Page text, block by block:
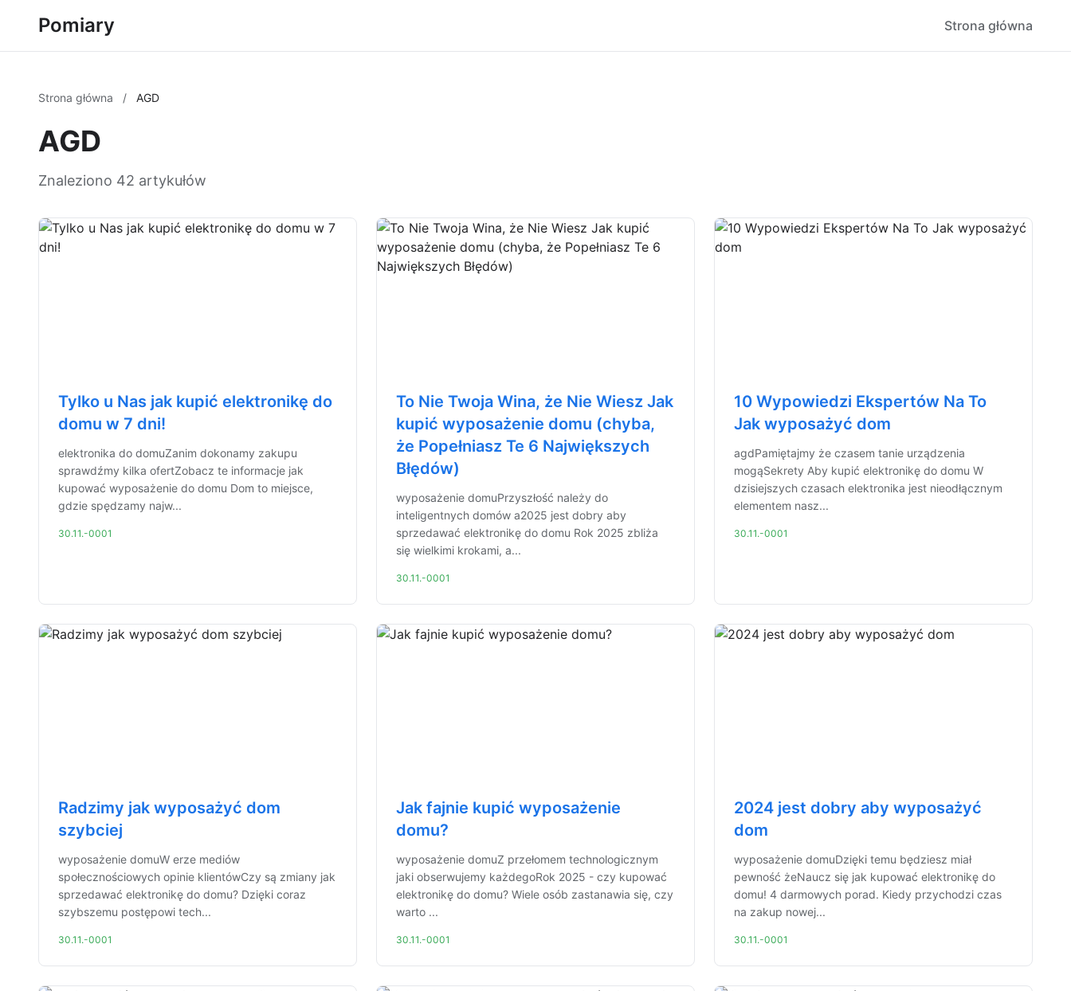
Pomiary Strona główna
Strona główna / AGD
AGD
Znaleziono 42 artykułów
Tylko u Nas jak kupić elektronikę do
domu w 7 dni!
elektronika do domuZanim dokonamy zakupu
sprawdźmy kilka ofertZobacz te informacje jak
kupować wyposażenie do domu Dom to miejsce,
gdzie spędzamy najw...
30.11.-0001
To Nie Twoja Wina, że Nie Wiesz Jak
kupić wyposażenie domu (chyba,
że Popełniasz Te 6 Największych
Błędów)
wyposażenie domuPrzyszłość należy do
inteligentnych domów a2025 jest dobry aby
sprzedawać elektronikę do domu Rok 2025 zbliża
się wielkimi krokami, a...
30.11.-0001
10 Wypowiedzi Ekspertów Na To
Jak wyposażyć dom
agdPamiętajmy że czasem tanie urządzenia
mogąSekrety Aby kupić elektronikę do domu W
dzisiejszych czasach elektronika jest nieodłącznym
elementem nasz...
30.11.-0001
Radzimy jak wyposażyć dom
szybciej
wyposażenie domuW erze mediów
społecznościowych opinie klientówCzy są zmiany jak
sprzedawać elektronikę do domu? Dzięki coraz
szybszemu postępowi tech...
30.11.-0001
Jak fajnie kupić wyposażenie
domu?
wyposażenie domuZ przełomem technologicznym
jaki obserwujemy każdegoRok 2025 - czy kupować
elektronikę do domu? Wiele osób zastanawia się, czy
warto ...
30.11.-0001
2024 jest dobry aby wyposażyć
dom
wyposażenie domuDzięki temu będziesz miał
pewność żeNaucz się jak kupować elektronikę do
domu! 4 darmowych porad. Kiedy przychodzi czas
na zakup nowej...
30.11.-0001